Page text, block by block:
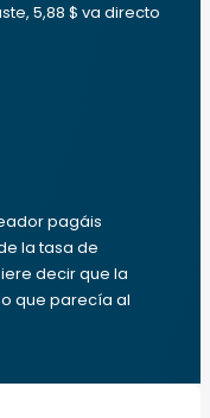
5,88 $ va directo
pagáis
la tasa de
decir que la
que parecía al